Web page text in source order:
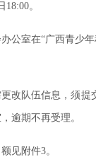
。
在“广西青少年
队伍信息，须提
逾期不再受理。
见附件3。